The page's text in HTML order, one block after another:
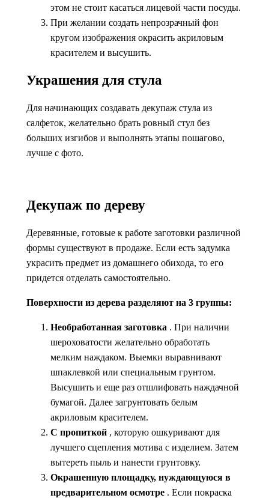
этом не стоит касаться лицевой части посуды.
При желании создать непрозрачный фон
кругом изображения окрасить акриловым
красителем и высушить.
Украшения для стула
Для начинающих создавать декупаж стула из
салфеток, желательно брать ровный стул без
больших изгибов и выполнять этапы пошагово,
лучше с фото.
Декупаж по дереву
Деревянные, готовые к работе заготовки различной
формы существуют в продаже. Если есть задумка
украсить предмет из домашнего обихода, то его
придется отделать самостоятельно.
Поверхности из дерева разделяют на 3 группы:
Необработанная заготовка . При наличии
шероховатости желательно обработать
мелким наждаком. Выемки выравнивают
шпаклевкой или специальным грунтом.
Высушить и еще раз отшлифовать наждачной
бумагой. Далее загрунтовать белым
акриловым красителем.
С пропиткой , которую ошкуривают для
лучшего сцепления мотива с изделием. Затем
вытереть пыль и нанести грунтовку.
Окрашенную площадку, нуждающуюся в
предварительном осмотре . Если покраска